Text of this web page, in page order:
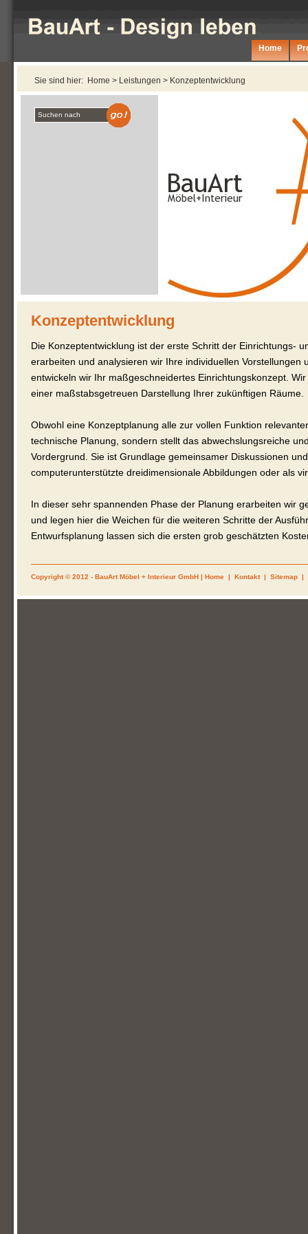
Konzeptentwicklung
Die Konzeptentwicklung ist der erste Schritt der Einrichtungs-
erarbeiten und analysieren wir Ihre individuellen Vorstellungen
entwickeln wir Ihr maßgeschneidertes Einrichtungskonzept.
einer maßstabsgetreuen Darstellung Ihrer zukünftigen Räume.
Obwohl eine Konzeptplanung alle zur vollen Funktion
technische Planung, sondern stellt das abwechslungsreiche
Vordergrund. Sie ist Grundlage gemeinsamer Diskussionen
computerunterstützte dreidimensionale Abbildungen oder als
In dieser sehr spannenden Phase der Planung erarbeiten wir
und legen hier die Weichen für die weiteren Schritte der
Entwurfsplanung lassen sich die ersten grob geschätzten
Copyright © 2012 - BauArt Möbel + Interieur GmbH | Home | Kontakt | Sitemap |
Sie sind hier: Home > Leistungen > Konzeptentwicklung
Home